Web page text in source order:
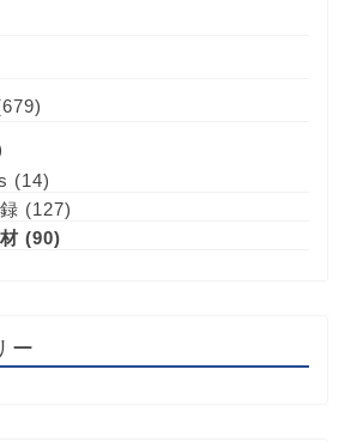
(14)
(127)
(90)
ー